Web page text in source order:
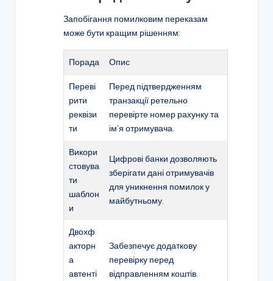
Запобігання помилковим переказам
може бути кращим рішенням:
Порада Опис
Переві
рити
реквізи
ти
Перед підтвердженням
транзакції ретельно
перевірте номер рахунку та
ім’я отримувача.
Викори
стовува
ти
шаблон
и
Цифрові банки дозволяють
зберігати дані отримувачів
для уникнення помилок у
майбутньому.
Двохф
акторн
а
автенті
Забезпечує додаткову
перевірку перед
відправленням коштів.